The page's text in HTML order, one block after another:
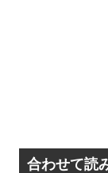
合わせて読